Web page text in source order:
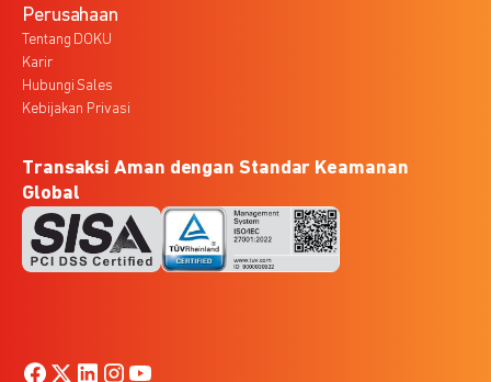
Perusahaan
Tentang DOKU
Karir
Hubungi Sales
Kebijakan Privasi
Transaksi Aman dengan Standar Keamanan
Global